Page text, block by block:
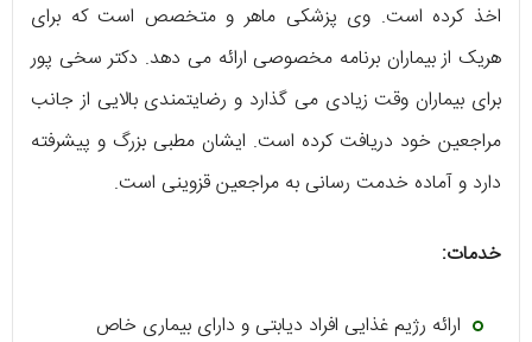
اخذ کرده است. وی پزشکی ماهر و متخصص است که برای
هریک از بیماران برنامه مخصوصی ارائه می دهد. دکتر سخی پور
برای بیماران وقت زیادی می گذارد و رضایتمندی بالایی از جانب
مراجعین خود دریافت کرده است. ایشان مطبی بزرگ و پیشرفته
دارد و آماده خدمت رسانی به مراجعین قزوینی است.
خدمات:
ارائه رژیم غذایی افراد دیابتی و دارای بیماری خاص